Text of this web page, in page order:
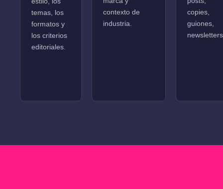
temas, los
formatos y
los criterios
editoriales.
contexto de
industria.
copies,
guiones,